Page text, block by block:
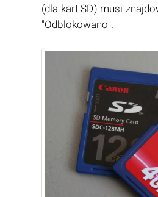
(dla kart SD) musi
"Odblokowano".